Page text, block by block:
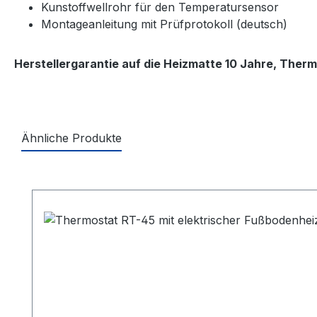
Kunstoffwellrohr für den Temperatursensor
Montageanleitung mit Prüfprotokoll (deutsch)
Herstellergarantie auf die Heizmatte 10 Jahre,
Ähnliche Produkte